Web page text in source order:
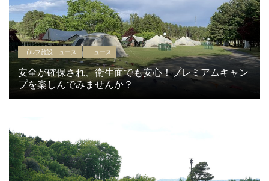
ゴルフ施設ニュース ニュース
安全が確保され、衛生面でも安心！プレミアムキャン
プを楽しんでみませんか？